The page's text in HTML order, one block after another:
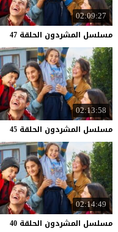
02:09:27
مسلسل المشردون الحلقة 47
02:13:58
مسلسل المشردون الحلقة 45
02:14:49
مسلسل المشردون الحلقة 40